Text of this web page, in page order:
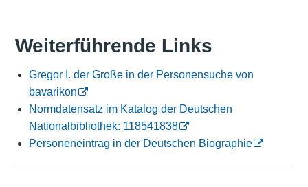
Weiterführende Links
Gregor I. der Große in der Personensuche von
bavarikon
Normdatensatz im Katalog der Deutschen
Nationalbibliothek: 118541838
Personeneintrag in der Deutschen Biographie